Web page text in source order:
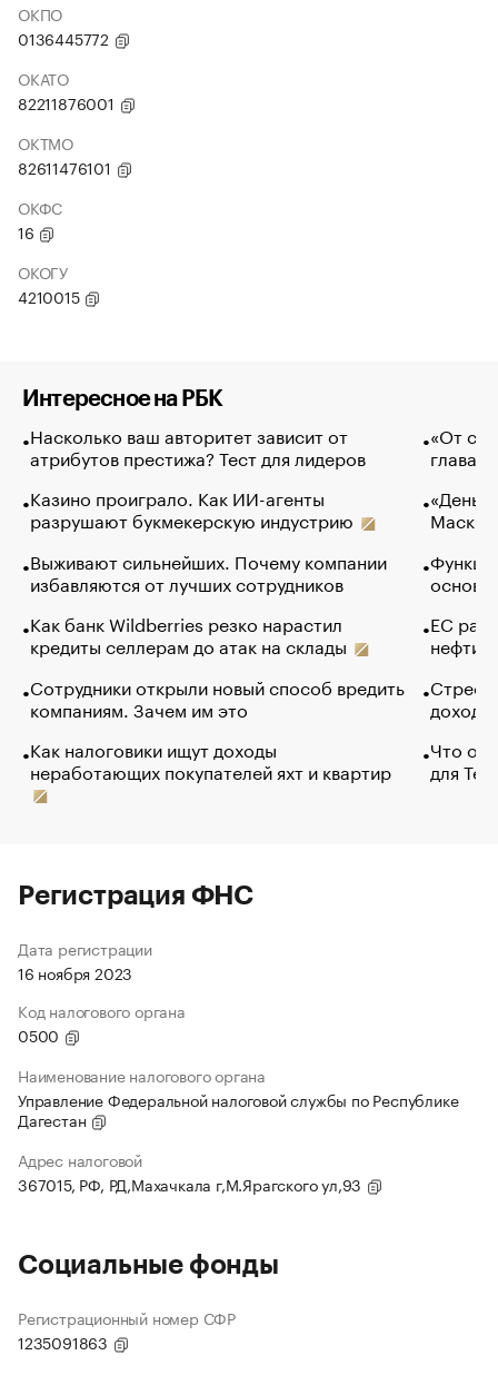
ОКПО
0136445772
ОКАТО
82211876001
ОКТМО
82611476101
ОКФС
16
ОКОГУ
4210015
Интересное на РБК
Насколько ваш авторитет зависит от
атрибутов престижа? Тест для лидеров
Казино проиграло. Как ИИ-агенты
разрушают букмекерскую индустрию
Выживают сильнейших. Почему компании
избавляются от лучших сотрудников
Как банк Wildberries резко нарастил
кредиты селлерам до атак на склады
Сотрудники открыли новый способ вредить
компаниям. Зачем им это
Как налоговики ищут доходы
неработающих покупателей яхт и квартир
«От
глава
Маск в
основ
ЕС
нефти
Что
для
Регистрация ФНС
Дата регистрации
16 ноября 2023
Код налогового органа
0500
Наименование налогового органа
Управление Федеральной налоговой службы по Республике
Дагестан
Адрес налоговой
367015, РФ, РД,Махачкала г,М.Ярагского ул,93
Социальные фонды
Регистрационный номер СФР
1235091863